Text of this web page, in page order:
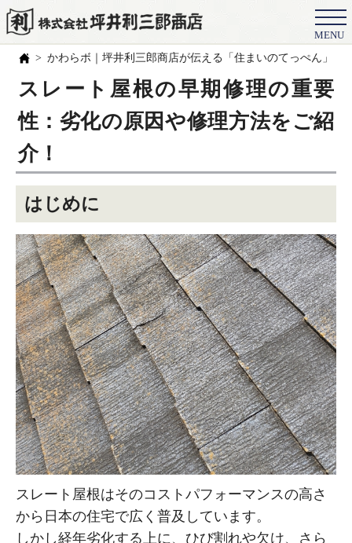
会社概要
選ばれる理由
施工事例
お客様の声
スタッフ
職人紹介
ブログ
よくある質問
豆知識
MENU
かわらボ｜坪井利三郎商店が伝える「住まいのてっぺん」の
スレート屋根の早期修理の重要
性：劣化の原因や修理方法をご紹
介！
はじめに
スレート屋根はそのコストパフォーマンスの高さ
から日本の住宅で広く普及しています。
しかし経年劣化する上に、ひび割れや欠け、さら